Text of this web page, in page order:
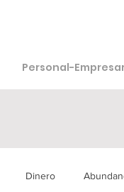
Personal-
Dinero